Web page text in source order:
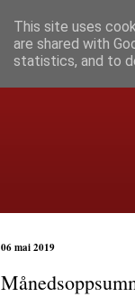
06 mai 2019
This site uses
are shared with
statistics, and to